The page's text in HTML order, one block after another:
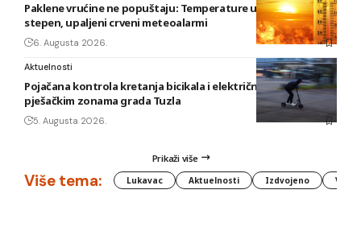
Paklene vrućine ne popuštaju: Temperature u BiH i do 41
stepen, upaljeni crveni meteoalarmi
6. Augusta 2026.
Aktuelnosti
Pojačana kontrola kretanja bicikala i električnih romobila u
pješačkim zonama grada Tuzla
5. Augusta 2026.
Prikaži više
Više tema: Lukavac Aktuelnosti Izdvojeno